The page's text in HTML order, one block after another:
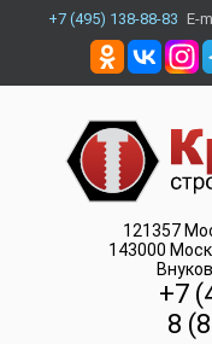
+7 (495) 138-88-83 E-
121357
143000
+7
8